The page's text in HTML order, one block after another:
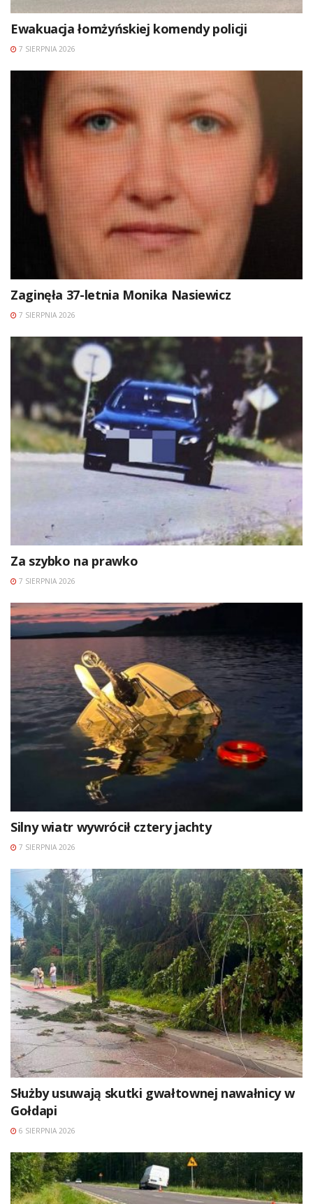
Ewakuacja łomżyńskiej komendy policji
7 SIERPNIA 2026
Zaginęła 37-letnia Monika Nasiewicz
7 SIERPNIA 2026
Za szybko na prawko
7 SIERPNIA 2026
Silny wiatr wywrócił cztery jachty
7 SIERPNIA 2026
Służby usuwają skutki gwałtownej nawałnicy w
Gołdapi
6 SIERPNIA 2026